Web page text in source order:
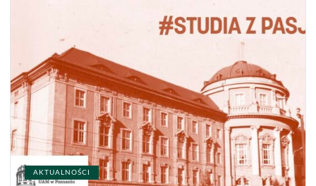
AKTUALNOŚCI